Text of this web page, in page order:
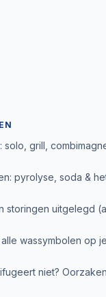
solo, grill,
pyrolyse, soda &
storingen uitgelegd
wassymbolen op
niet?